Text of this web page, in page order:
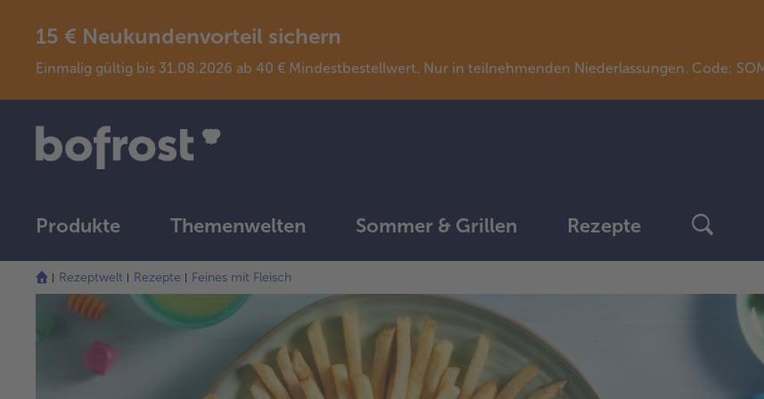
15 € Neukundenvorteil sichern
Einmalig gültig bis 31.08.2026 ab 40 € Mindestbestellwert. Nur in teilnehmenden Niederlassungen. Code:
Produkte Themenwelten Sommer & Grillen Rezepte
Rezeptwelt Rezepte Feines mit Fleisch